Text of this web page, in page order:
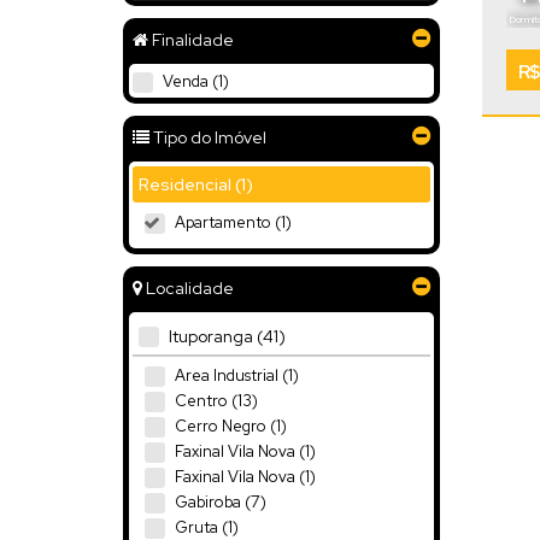
Finalidade
Venda (1)
Tipo do Imóvel
Residencial (1)
Apartamento (1)
Localidade
Ituporanga (41)
Área Industrial (1)
Centro (13)
Cerro Negro (1)
Faxinal Vila Nova (1)
Faxinal Vila Nova (1)
Gabiroba (7)
Gruta (1)
R$